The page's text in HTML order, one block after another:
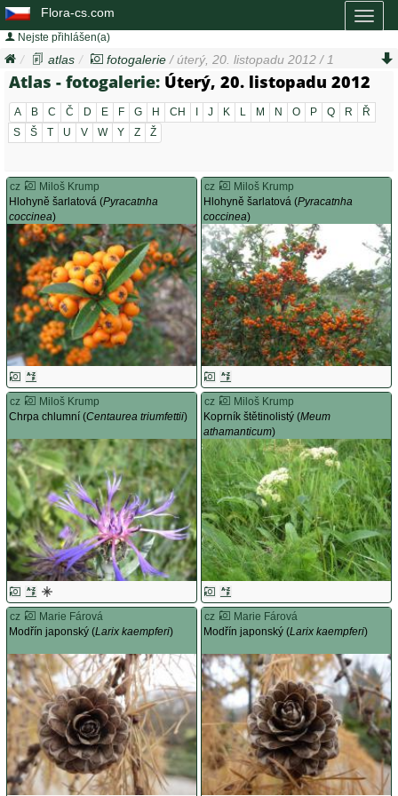
Flora-cs.com
Nejste přihlášen(a)
atlas fotogalerie / úterý, 20. listopadu 2012 / 1
Atlas - fotogalerie: Úterý, 20. listopadu 2012
A B C Č D E F G H CH J K L M N O P Q R
Ř
S
Š T U V W Y Z Ž
cz
Miloš Krump
Hlohyně šarlatová (Pyracatnha
coccinea)
cz
Miloš Krump
Hlohyně šarlatová (Pyracatnha
coccinea)
cz
Miloš Krump
Chrpa chlumní (Centaurea triumfettii)
cz
Miloš Krump
Koprník štětinolistý (Meum
athamanticum)
cz
Marie Fárová
Modřín japonský (Larix kaempferi)
cz
Marie Fárová
Modřín japonský (Larix kaempferi)